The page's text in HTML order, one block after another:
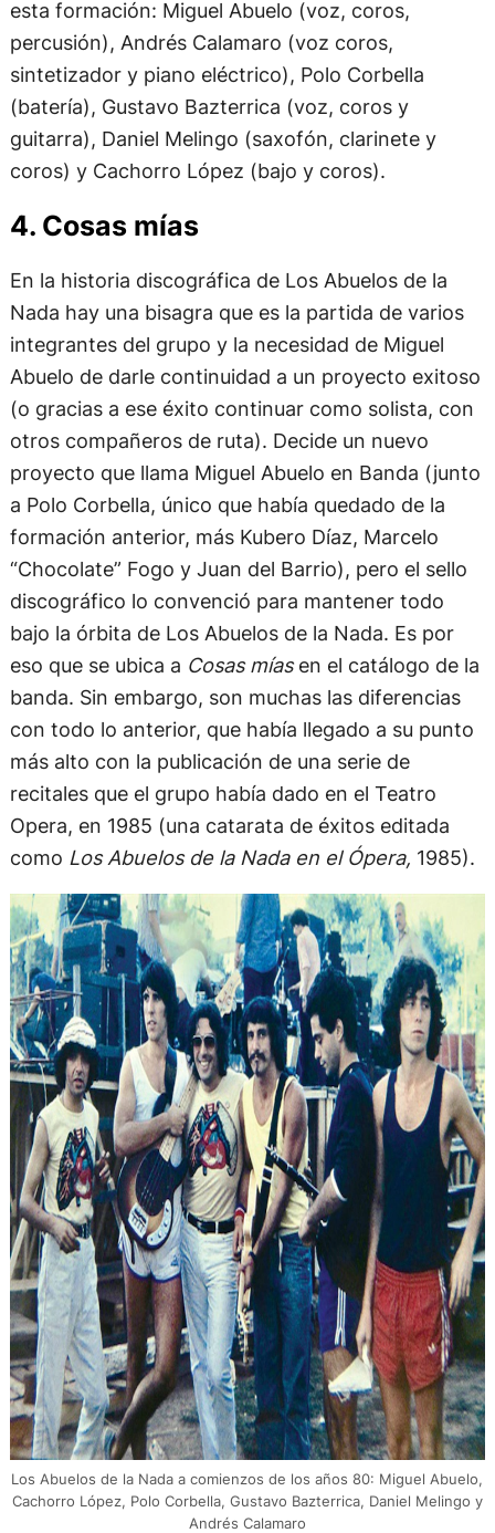
esta formación: Miguel Abuelo (voz, coros,
percusión), Andrés Calamaro (voz coros,
sintetizador y piano eléctrico), Polo Corbella
(batería), Gustavo Bazterrica (voz, coros y
guitarra), Daniel Melingo (saxofón, clarinete y
coros) y Cachorro López (bajo y coros).
4. Cosas mías
En la historia discográfica de Los Abuelos de la
Nada hay una bisagra que es la partida de varios
integrantes del grupo y la necesidad de Miguel
Abuelo de darle continuidad a un proyecto exitoso
(o gracias a ese éxito continuar como solista, con
otros compañeros de ruta). Decide un nuevo
proyecto que llama Miguel Abuelo en Banda (junto
a Polo Corbella, único que había quedado de la
formación anterior, más Kubero Díaz, Marcelo
“Chocolate” Fogo y Juan del Barrio), pero el sello
discográfico lo convenció para mantener todo
bajo la órbita de Los Abuelos de la Nada. Es por
eso que se ubica a Cosas míasen el catálogo de la
banda. Sin embargo, son muchas las diferencias
con todo lo anterior, que había llegado a su punto
más alto con la publicación de una serie de
recitales que el grupo había dado en el Teatro
Opera, en 1985 (una catarata de éxitos editada
como Los Abuelos de la Nada en el Ópera, 1985).
Los Abuelos de la Nada a comienzos de los años 80: Miguel Abuelo,
Cachorro López, Polo Corbella, Gustavo Bazterrica, Daniel Melingo y
Andrés Calamaro